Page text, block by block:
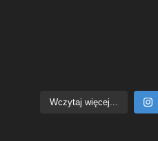
Wczytaj więcej...